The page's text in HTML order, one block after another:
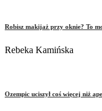
Robisz makijaż przy oknie? To
Rebeka Kamińska
Ozempic uciszył coś więcej niż